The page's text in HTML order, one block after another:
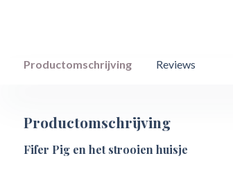
Productomschrijving Reviews
Productomschrijving
Fifer Pig en het strooien huisje